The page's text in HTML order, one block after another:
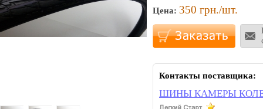
Цена: 350 грн./шт.
Контакты поставщика:
ШИНЫ КАМЕРЫ